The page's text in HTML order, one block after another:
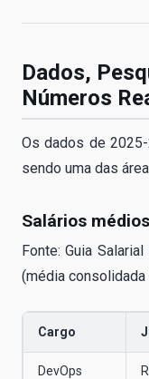
Dados,
Números
Os dados de
sendo uma das
Salários
Fonte: Guia
(média consolidada
Cargo
DevOps